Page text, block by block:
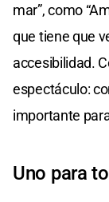
mar”, como
que tiene que
accesibilidad.
espectáculo:
importante
Uno para